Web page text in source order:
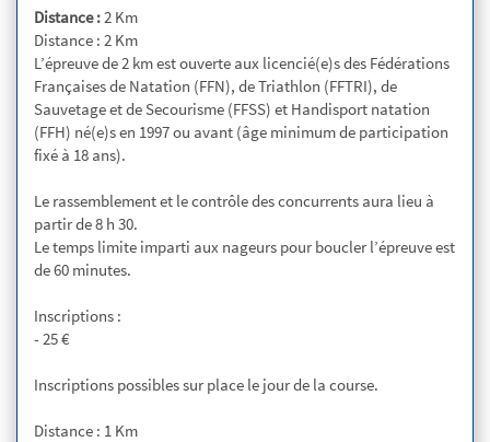
Distance :2 Km
Distance : 2 Km
L’épreuve de 2 km est ouverte aux licencié(e)s des Fédérations
Françaises de Natation (FFN), de Triathlon (FFTRI), de
Sauvetage et de Secourisme (FFSS) et Handisport natation
(FFH) né(e)s en 1997 ou avant (âge minimum de participation
fixé à 18 ans).
Le rassemblement et le contrôle des concurrents aura lieu à
partir de 8 h 30.
Le temps limite imparti aux nageurs pour boucler l’épreuve est
de 60 minutes.
Inscriptions :
- 25 €
Inscriptions possibles sur place le jour de la course.
Distance : 1 Km